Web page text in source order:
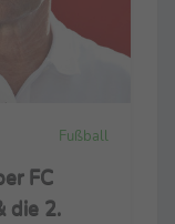
Fußball
FC
die 2.